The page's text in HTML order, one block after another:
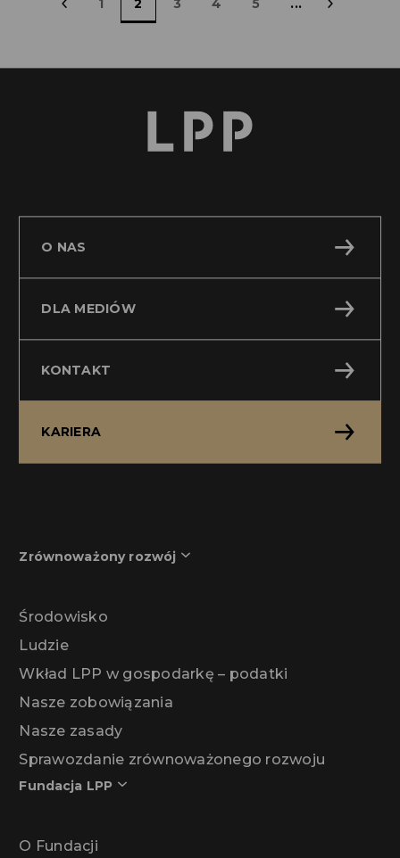
1 2 3 4 5 ...
O NAS
DLA MEDIÓW
KONTAKT
KARIERA
Zrównoważony rozwój
Środowisko
Ludzie
Wkład LPP w gospodarkę – podatki
Nasze zobowiązania
Nasze zasady
Sprawozdanie zrównoważonego rozwoju
Fundacja LPP
O Fundacji